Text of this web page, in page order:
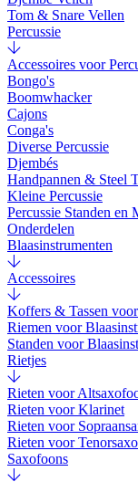
Tom & Snare Vellen
Percussie
Accessoires voor
Bongo's
Boomwhacker
Cajons
Conga's
Diverse Percussie
Djembés
Handpannen & Steel
Kleine Percussie
Percussie Standen en
Onderdelen
Blaasinstrumenten
Accessoires
Koffers & Tassen
Riemen voor
Standen voor
Rietjes
Rieten voor
Rieten voor Klarinet
Rieten voor
Rieten voor
Saxofoons